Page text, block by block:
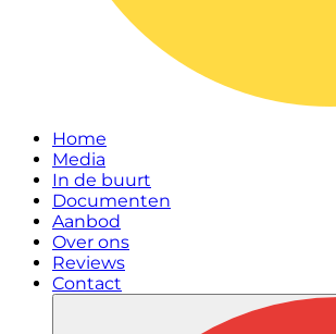
Home
Media
In de buurt
Documenten
Aanbod
Over ons
Reviews
Contact